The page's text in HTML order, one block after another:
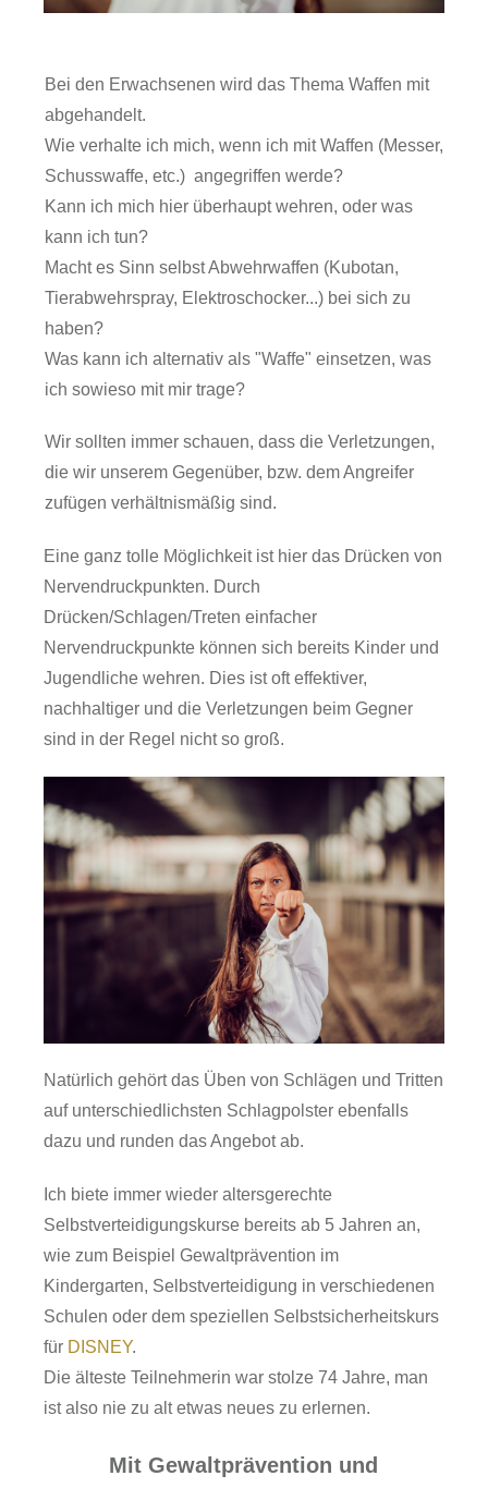
Bei den Erwachsenen wird das Thema Waffen mit
abgehandelt.
Wie verhalte ich mich, wenn ich mit Waffen (Messer,
Schusswaffe, etc.) angegriffen werde?
Kann ich mich hier überhaupt wehren, oder was
kann ich tun?
Macht es Sinn selbst Abwehrwaffen (Kubotan,
Tierabwehrspray, Elektroschocker...) bei sich zu
haben?
Was kann ich alternativ als "Waffe" einsetzen, was
ich sowieso mit mir trage?
Wir sollten immer schauen, dass die Verletzungen,
die wir unserem Gegenüber, bzw. dem Angreifer
zufügen verhältnismäßig sind.
Eine ganz tolle Möglichkeit ist hier das Drücken von
Nervendruckpunkten. Durch
Drücken/Schlagen/Treten einfacher
Nervendruckpunkte können sich bereits Kinder und
Jugendliche wehren. Dies ist oft effektiver,
nachhaltiger und die Verletzungen beim Gegner
sind in der Regel nicht so groß.
Natürlich gehört das Üben von Schlägen und Tritten
auf unterschiedlichsten Schlagpolster ebenfalls
dazu und runden das Angebot ab.
Ich biete immer wieder altersgerechte
Selbstverteidigungskurse bereits ab 5 Jahren an,
wie zum Beispiel Gewaltprävention im
Kindergarten, Selbstverteidigung in verschiedenen
Schulen oder dem speziellen Selbstsicherheitskurs
für DISNEY.
Die älteste Teilnehmerin war stolze 74 Jahre, man
ist also nie zu alt etwas neues zu erlernen.
Mit Gewaltprävention und